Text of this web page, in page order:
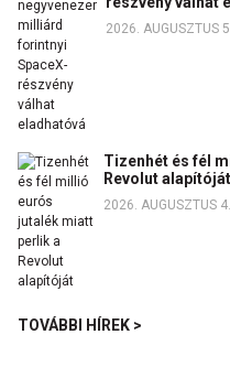
2026. AUGUSZTUS
Tizenhét és fél
Revolut alapítóját
2026. AUGUSZTUS 4.
TOVÁBBI HÍREK >